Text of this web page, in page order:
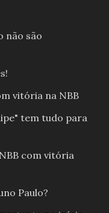
não são
vitória na NBB
tem tudo para
com vitória
Paulo?